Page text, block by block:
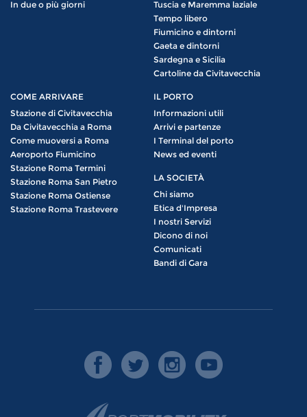
In due o più giorni
Tuscia e Maremma laziale
Tempo libero
Fiumicino e dintorni
Gaeta e dintorni
Sardegna e Sicilia
Cartoline da Civitavecchia
COME ARRIVARE
Stazione di Civitavecchia
Da Civitavecchia a Roma
Come muoversi a Roma
Aeroporto Fiumicino
Stazione Roma Termini
Stazione Roma San Pietro
Stazione Roma Ostiense
Stazione Roma Trastevere
IL PORTO
Informazioni utili
Arrivi e partenze
I Terminal del porto
News ed eventi
LA SOCIETÀ
Chi siamo
Etica d'Impresa
I nostri Servizi
Dicono di noi
Comunicati
Bandi di Gara